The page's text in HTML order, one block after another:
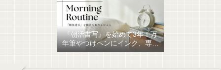
『朝活書写』を始めて3年！万
年筆やつけペンにインク、専用
ノート、毎日が充実していま